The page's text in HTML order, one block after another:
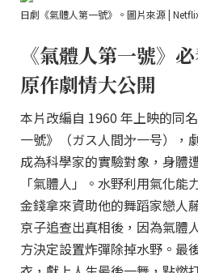
日劇《氣體人第一號》。圖片來源 |
《氣體人第一號》
原作劇情大公開
本片改編自 1960 年上映的同
一號》（ガス人間㐧一号），
成為科學家的實驗對象，身體
「氣體人」。水野利用氣化
金錢拿來資助他的舞蹈家戀人
京子追查出真相後，因為氣體
方決定設置炸彈除掉水野。最